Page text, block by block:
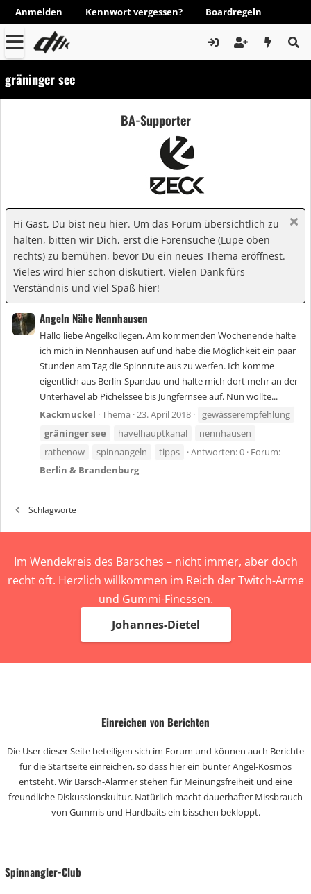
Anmelden Kennwort vergessen? Boardregeln
gräninger see
BA-Supporter
Hi Gast, Du bist neu hier. Um das Forum übersichtlich zu
halten, bitten wir Dich, erst die Forensuche (Lupe oben
rechts) zu bemühen, bevor Du ein neues Thema eröffnest.
Vieles wird hier schon diskutiert. Vielen Dank fürs
Verständnis und viel Spaß hier!
Angeln Nähe Nennhausen
Hallo liebe Angelkollegen, Am kommenden Wochenende halte
ich mich in Nennhausen auf und habe die Möglichkeit ein paar
Stunden am Tag die Spinnrute aus zu werfen. Ich komme
eigentlich aus Berlin-Spandau und halte mich dort mehr an der
Unterhavel ab Pichelssee bis Jungfernsee auf. Nun wollte...
Kackmuckel Thema 23. April 2018
gewässerempfehlung
gräningersee havelhauptkanal
nennhausen
rathenow
spinnangeln tipps Antworten: 0 Forum:
Berlin & Brandenburg
Schlagworte
Im Wendekreis des Barsches – nicht immer, aber doch
recht oft. Herzlich willkommen im Reich der Twitch-Arme
und Gummi-Finessen.
Johannes-Dietel
Einreichen von Berichten
Die User dieser Seite beteiligen sich im Forum und können auch Berichte
für die Startseite einreichen, so dass hier ein bunter Angel-Kosmos
entsteht. Wir Barsch-Alarmer stehen für Meinungsfreiheit und eine
freundliche Diskussionskultur. Natürlich macht dauerhafter Missbrauch
von Gummis und Hardbaits ein bisschen bekloppt.
Spinnangler-Club